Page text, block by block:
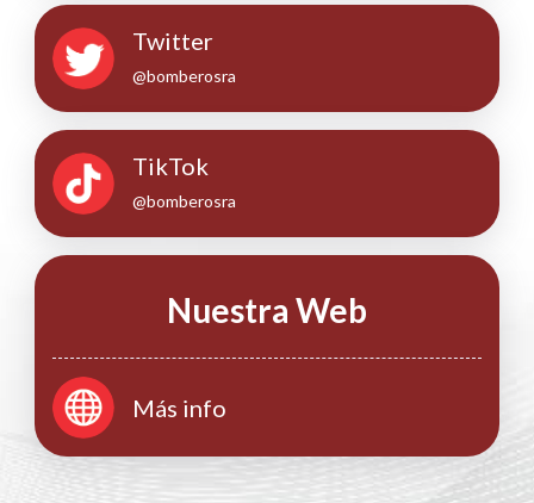
Twitter
@bomberosra
TikTok
@bomberosra
Nuestra Web
Más info